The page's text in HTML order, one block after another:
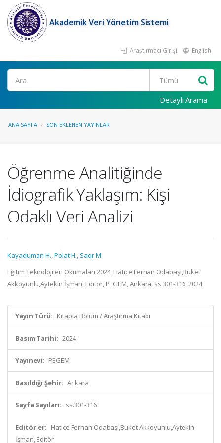
Akademik Veri Yönetim Sistemi
Araştırmacı Girişi English
Ara
Detaylı Arama
ANA SAYFA SON EKLENEN YAYINLAR
Öğrenme Analitiğinde
İdiografik Yaklaşım: Kişi
Odaklı Veri Analizi
Kayaduman H.,Polat H., Saqr M.
Eğitim Teknolojileri Okumaları 2024, Hatice Ferhan Odabaşı,Buket
Akkoyunlu,Aytekin İşman, Editör, PEGEM, Ankara, ss.301-316, 2024
Yayın Türü: Kitapta Bölüm / Araştırma Kitabı
Basım Tarihi: 2024
Yayınevi: PEGEM
Basıldığı Şehir: Ankara
Sayfa Sayıları: ss.301-316
Editörler: Hatice Ferhan Odabaşı,Buket Akkoyunlu,Aytekin
İşman, Editör